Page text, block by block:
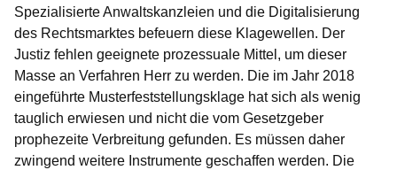
Spezialisierte Anwaltskanzleien und die Digitalisierung
des Rechtsmarktes befeuern diese Klagewellen. Der
Justiz fehlen geeignete prozessuale Mittel, um dieser
Masse an Verfahren Herr zu werden. Die im Jahr 2018
eingeführte Musterfeststellungsklage hat sich als wenig
tauglich erwiesen und nicht die vom Gesetzgeber
prophezeite Verbreitung gefunden. Es müssen daher
zwingend weitere Instrumente geschaffen werden. Die